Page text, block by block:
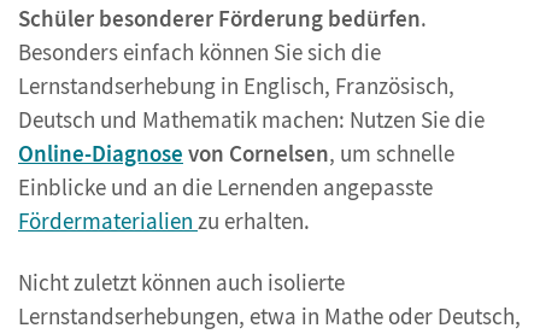
Schüler besonderer Förderung bedürfen.
Besonders einfach können Sie sich die
Lernstandserhebung in Englisch, Französisch,
Deutsch und Mathematik machen: Nutzen Sie die
Online-Diagnose von Cornelsen, um schnelle
Einblicke und an die Lernenden angepasste
Fördermaterialien zu erhalten.
Nicht zuletzt können auch isolierte
Lernstandserhebungen, etwa in Mathe oder Deutsch,